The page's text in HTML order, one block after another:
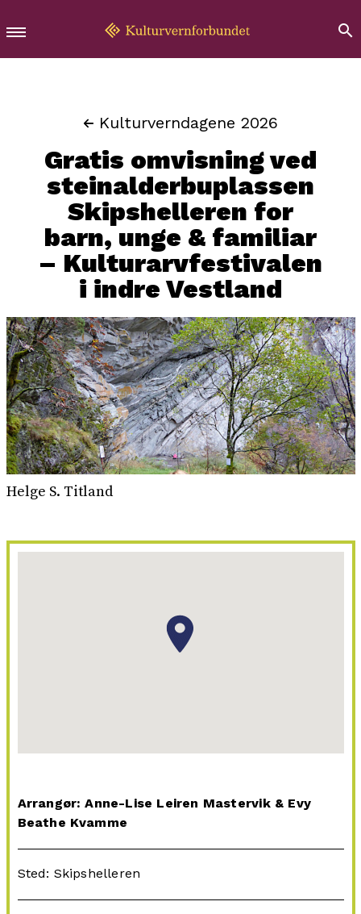
Kulturverndagene 2026
Gratis omvisning ved
steinalderbuplassen
Skipshelleren for
barn, unge & familiar
– Kulturarvfestivalen
i indre Vestland
Helge S. Titland
Arrangør: Anne-Lise Leiren Mastervik & Evy
Beathe Kvamme
Sted: Skipshelleren